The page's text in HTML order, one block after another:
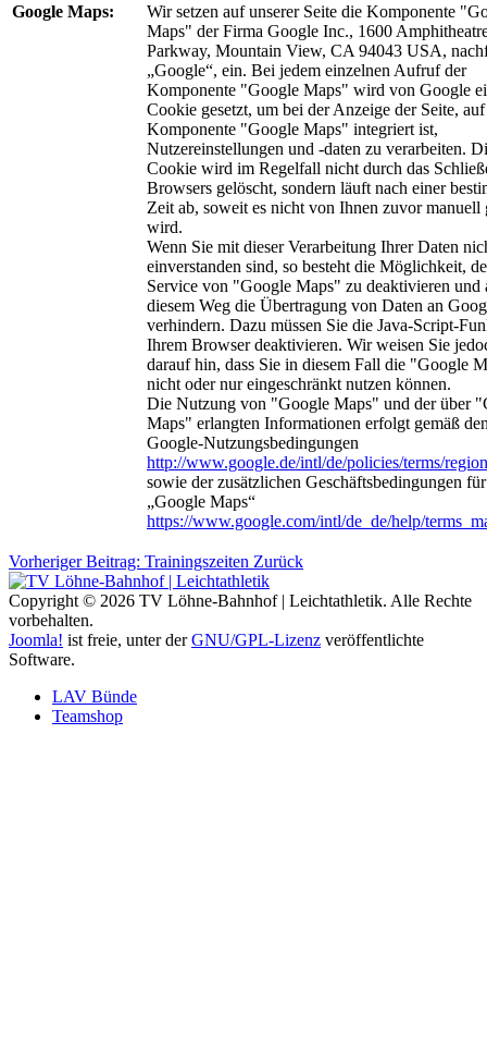
Google Maps:
Wir setzen auf unserer Seite die Komponente
Maps" der Firma Google Inc., 1600
Parkway, Mountain View, CA 94043 USA,
„Google“, ein. Bei jedem einzelnen Aufruf der
Komponente "Google Maps" wird von Google
Cookie gesetzt, um bei der Anzeige der Seite,
Komponente "Google Maps" integriert ist,
Nutzereinstellungen und -daten zu verarbeiten.
Cookie wird im Regelfall nicht durch das
Browsers gelöscht, sondern läuft nach einer
Zeit ab, soweit es nicht von Ihnen zuvor manuell
wird.
Wenn Sie mit dieser Verarbeitung Ihrer Daten
einverstanden sind, so besteht die Möglichkeit,
Service von "Google Maps" zu deaktivieren und
diesem Weg die Übertragung von Daten an
verhindern. Dazu müssen Sie die Java-Script-
Ihrem Browser deaktivieren. Wir weisen Sie
darauf hin, dass Sie in diesem Fall die "Google
nicht oder nur eingeschränkt nutzen können.
Die Nutzung von "Google Maps" und der über
Maps" erlangten Informationen erfolgt gemäß
Google-Nutzungsbedingungen
http://www.google.de/intl/de/policies/terms/
sowie der zusätzlichen Geschäftsbedingungen für
„Google Maps“
https://www.google.com/intl/de_de/help/
Vorheriger Beitrag: Trainingszeiten Zurück
Copyright © 2026 TV Löhne-Bahnhof | Leichtathletik. Alle Rechte
vorbehalten.
Joomla! ist freie, unter derGNU/GPL-Lizenz veröffentlichte
Software.
LAV Bünde
Teamshop